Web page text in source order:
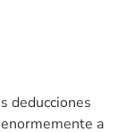
deducciones
a